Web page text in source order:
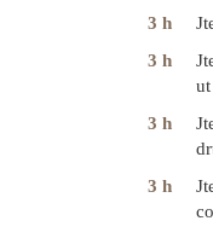
3 h
3 h
3 h
3 h